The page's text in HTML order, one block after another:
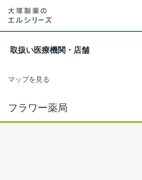
取扱い医療機関・店舗
マップを見る
フラワー薬局